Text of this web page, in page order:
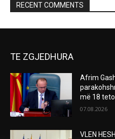
RECENT COMMENTS
TE ZGJEDHURA
Afrim
më 18
07.08.2026
VLEN